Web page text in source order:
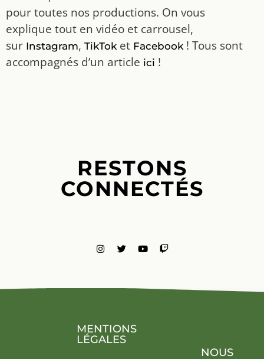
pour toutes nos productions. On vous
explique tout en vidéo et carrousel,
sur Instagram, TikToket Facebook! Tous sont
accompagnés d’un article ici !
RESTONS
CONNECTÉS
MENTIONS
LÉGALES
NOUS